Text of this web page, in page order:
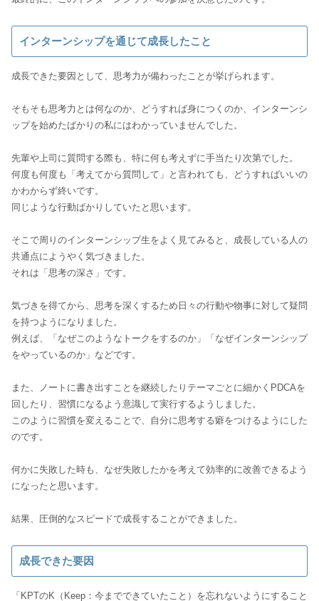
インターンシップを通じて成長したこと
成長できた要因として、思考力が備わったことが挙げられます。
そもそも思考力とは何なのか、どうすれば身につくのか、インターンシ
ップを始めたばかりの私にはわかっていませんでした。
先輩や上司に質問する際も、特に何も考えずに手当たり次第でした。
何度も何度も「考えてから質問して」と言われても、どうすればいいの
かわからず終いです。
同じような行動ばかりしていたと思います。
そこで周りのインターンシップ生をよく見てみると、成長している人の
共通点にようやく気づきました。
それは「思考の深さ」です。
気づきを得てから、思考を深くするため日々の行動や物事に対して疑問
を持つようになりました。
例えば、「なぜこのようなトークをするのか」「なぜインターンシップ
をやっているのか」などです。
また、ノートに書き出すことを継続したりテーマごとに細かくPDCAを
回したり、習慣になるよう意識して実行するようしました。
このように習慣を変えることで、自分に思考する癖をつけるようにした
のです。
何かに失敗した時も、なぜ失敗したかを考えて効率的に改善できるよう
になったと思います。
結果、圧倒的なスピードで成長することができました。
成長できた要因
「KPTのK（Keep：今までできていたこと）を忘れないようにすること